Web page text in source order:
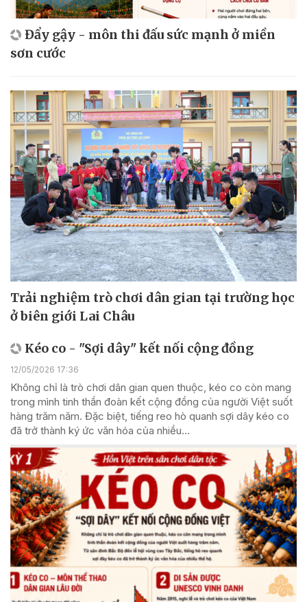
Đẩy gậy - môn thi đấu sức mạnh ở miền
sơn cước
Trải nghiệm trò chơi dân gian tại trường học
ở biên giới Lai Châu
Kéo co - "Sợi dây" kết nối cộng đồng
12/05/2026 17:36
Không chỉ là trò chơi dân gian quen thuộc, kéo co còn mang
trong mình tinh thần đoàn kết cộng đồng của người Việt suốt
hàng trăm năm. Đặc biệt, tiếng reo hò quanh sợi dây kéo co
đã trở thành ký ức văn hóa của nhiều...